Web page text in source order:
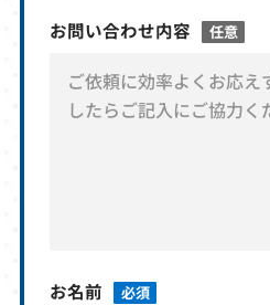
お問い合わせ内容 任意
お名前 必須